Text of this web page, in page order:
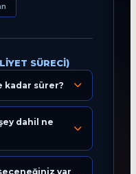
SÜRECI)
kadar sürer?
dahil ne
var